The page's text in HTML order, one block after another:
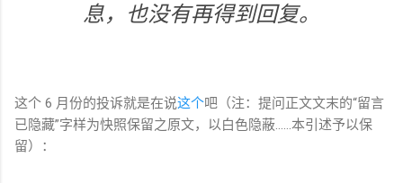
息，也没有再得到回复。
这个 6 月份的投诉就是在说这个吧（注：提问正文文末的“留言
已隐藏”字样为快照保留之原文，以白色隐蔽……本引述予以保
留）：